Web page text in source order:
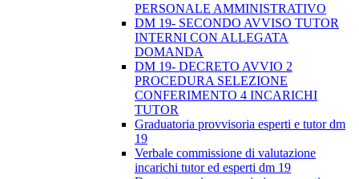
PERSONALE AMMINISTRATIVO
DM 19- SECONDO AVVISO TUTOR
INTERNI CON ALLEGATA
DOMANDA
DM 19- DECRETO AVVIO 2
PROCEDURA SELEZIONE
CONFERIMENTO 4 INCARICHI
TUTOR
Graduatoria provvisoria esperti e tutor dm
19
Verbale commissione di valutazione
incarichi tutor ed esperti dm 19